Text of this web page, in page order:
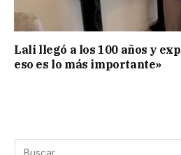
Lali llegó a los 100 años y
eso es lo más importante»